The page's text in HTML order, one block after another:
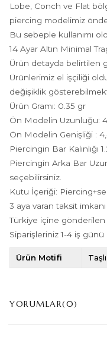
Lobe, Conch ve Flat
piercing modelimiz
Bu sebeple kullanımı
14 Ayar Altın Minimal
Ürün detayda belirtilen
Ürünlerimiz el işçiliği
değişiklik
Ürün Gramı: 0.35 gr
Ön Modelin Uzunluğu:
Ön Modelin Genişliği :
Piercingin Bar Kalınlığı
Piercingin Arka Bar
seçebilirsiniz.
Kutu İçeriği:
3 aya varan taksit imkanı
Türkiye içine gönderilen
Siparişleriniz 1-4 iş
Ürün Motifi Taşlı
YORUMLAR(0)